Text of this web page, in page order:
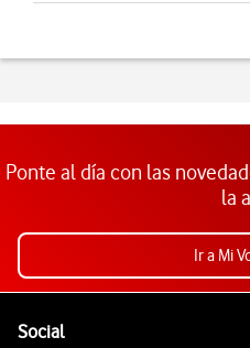
Ponte al día con las
la
Ir a Mi
SocialEnlaces a las redes